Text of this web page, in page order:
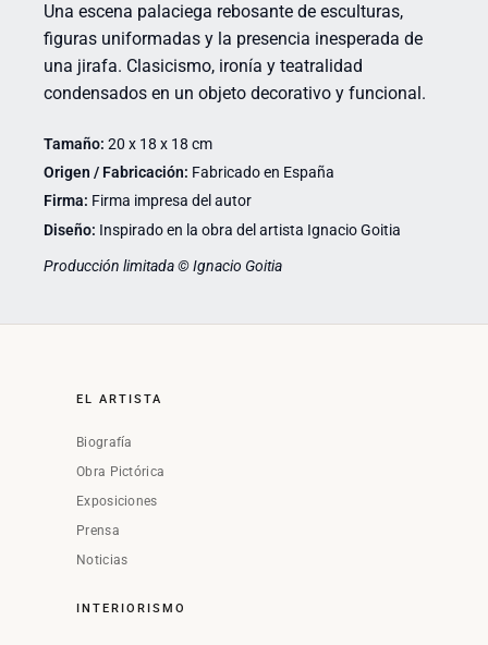
Una escena palaciega rebosante de esculturas,
figuras uniformadas y la presencia inesperada de
una jirafa. Clasicismo, ironía y teatralidad
condensados en un objeto decorativo y funcional.
Tamaño: 20 x 18 x 18 cm
Origen / Fabricación: Fabricado en España
Firma: Firma impresa del autor
Diseño: Inspirado en la obra del artista Ignacio Goitia
Producción limitada © Ignacio Goitia
EL ARTISTA
Biografía
Obra Pictórica
Exposiciones
Prensa
Noticias
INTERIORISMO